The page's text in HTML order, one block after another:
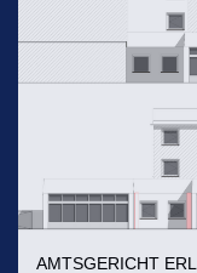
AMTSGERICHT